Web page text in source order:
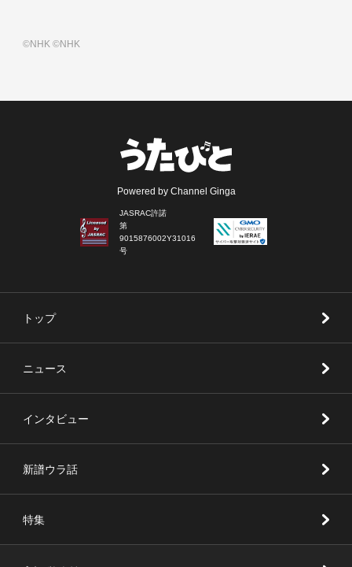
©NHK©NHK
Powered by Channel Ginga
JASRAC許諾
第
9015876002Y31016
号
トップ
ニュース
インタビュー
新譜ウラ話
特集